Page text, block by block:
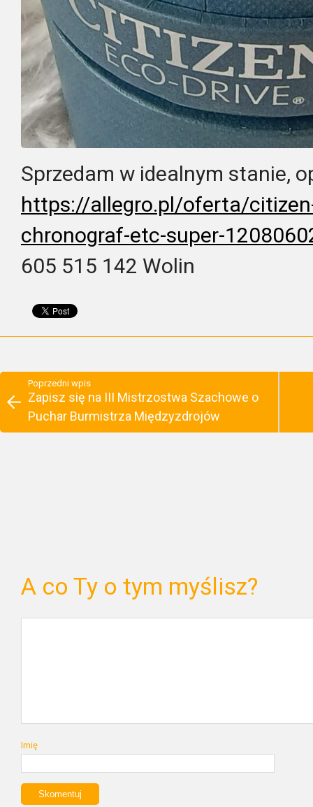
Sprzedam w idealnym stanie,
https://allegro.pl/oferta/
chronograf-etc-super-
605 515 142 Wolin
Poprzedni wpis
Zapisz się na III Mistrzostwa Szachowe o
Puchar Burmistrza Międzyzdrojów
A co Ty o tym myślisz?
Imię